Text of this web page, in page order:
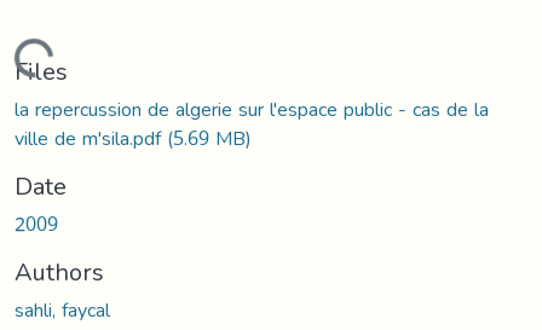
Loading...
Files
la repercussion de algerie sur l'espace public - cas de la
ville de m'sila.pdf(5.69 MB)
Date
2009
Authors
sahli, faycal